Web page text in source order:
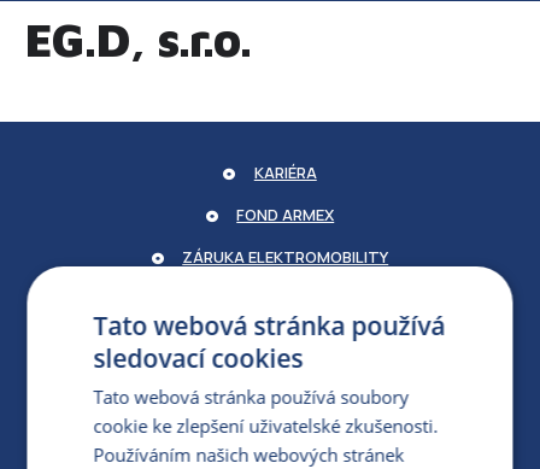
EG.D, s.r.o.
KARIÉRA
FOND ARMEX
ZÁRUKA ELEKTROMOBILITY
PRO MÉDIA
MÁM DOTAZ KE STÁVAJÍCÍ SMLOUVĚ
Tato webová stránka používá
sledovací cookies
Tato webová stránka používá soubory
cookie ke zlepšení uživatelské zkušenosti.
Používáním našich webových stránek